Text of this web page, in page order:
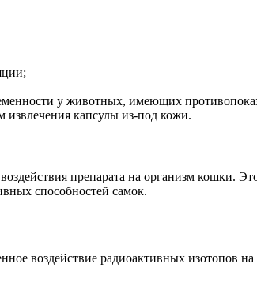
у животных, имеющих
извлечения капсулы из-под кожи.
препарата на организм кошки.
способностей самок.
воздействие радиоактивных изотопов